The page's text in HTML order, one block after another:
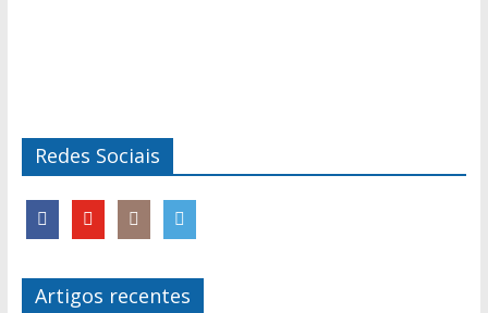
Redes Sociais
Artigos recentes